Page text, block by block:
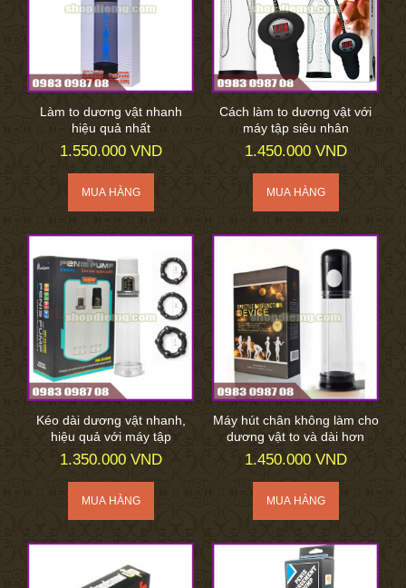
Làm to dương vật nhanh
hiệu quả nhất
1.550.000 VND
Cách làm to dương vật với
máy tập siêu nhân
1.450.000 VND
Kéo dài dương vật nhanh,
hiệu quả với máy tập
1.350.000 VND
Máy hút chân không làm cho
dương vật to và dài hơn
1.450.000 VND